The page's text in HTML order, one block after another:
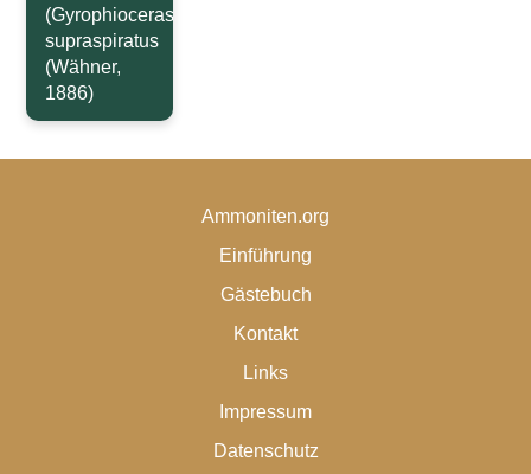
(Gyrophioceras)
supraspiratus
(Wähner,
1886)
Ammoniten.org
Einführung
Gästebuch
Kontakt
Links
Impressum
Datenschutz